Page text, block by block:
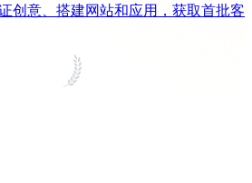
创意、搭建网站和应用，获取首批客